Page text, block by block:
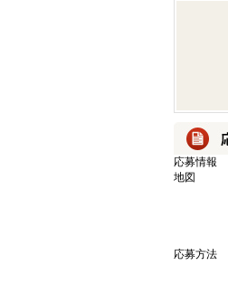
応募情報
地図
応募方法